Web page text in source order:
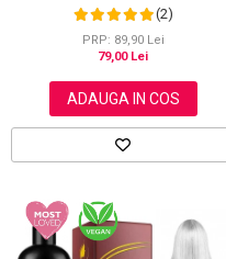
120 g
(2)
PRP: 89,90 Lei
79,00 Lei
ADAUGA IN COS